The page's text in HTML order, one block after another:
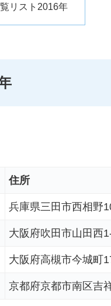
リスト2016年
住所
兵庫県三田市西相野
大阪府吹田市山田西
大阪府高槻市今城町
京都府京都市南区吉